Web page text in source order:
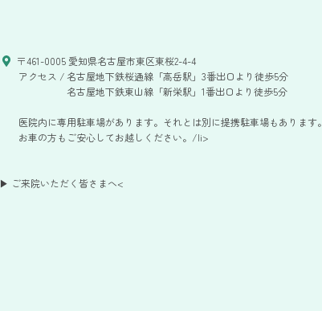
〒461-0005 愛知県名古屋市東区東桜2-4-4
アクセス / 名古屋地下鉄桜通線「高岳駅」3番出口より徒歩5分
名古屋地下鉄東山線「新栄駅」1番出口より徒歩5分
医院内に専用駐車場があります。それとは別に提携駐車場もあります。
お車の方もご安心してお越しください。/li>
▶ ご来院いただく皆さまへ<